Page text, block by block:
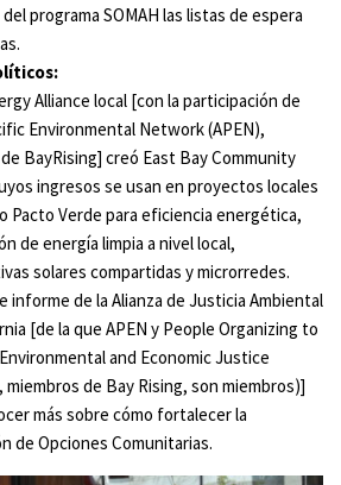
programa SOMAH las listas de espera
Alliance local [con la participación de
Environmental Network (APEN),
BayRising] creó East Bay Community
ingresos se usan en proyectos locales
Pacto Verde para eficiencia energética,
de energía limpia a nivel local,
solares compartidas y microrredes.
informe de la Alianza de Justicia Ambiental
[de la que APEN y People Organizing to
and Economic Justice
miembros de Bay Rising, son miembros)]
más sobre cómo fortalecer la
de Opciones Comunitarias.